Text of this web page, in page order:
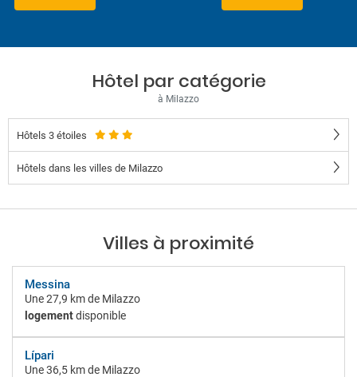
Hôtel par catégorie
à Milazzo
Hôtels 3 étoiles
Hôtels dans les villes de Milazzo
Villes à proximité
Messina
Une27,9 kmde Milazzo
logementdisponible
Lípari
Une36,5 kmde Milazzo